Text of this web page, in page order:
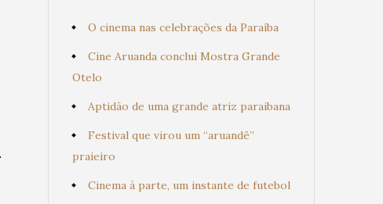
O cinema nas celebrações da Paraíba
Cine Aruanda conclui Mostra Grande
Otelo
Aptidão de uma grande atriz paraibana
Festival que virou um “aruandê”
praieiro
Cinema à parte, um instante de futebol